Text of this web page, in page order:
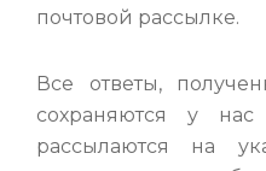
почтовой рассылке.
Все ответы,
сохраняются у
рассылаются на